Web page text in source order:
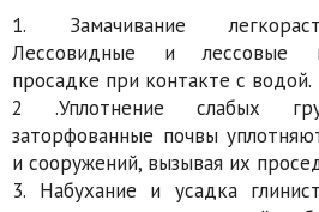
1. Замачивание
Лессовидные и лессовые
просадке при контакте с водой.
2 .Уплотнение слабых
заторфованные почвы
и сооружений, вызывая их
3. Набухание и усадка